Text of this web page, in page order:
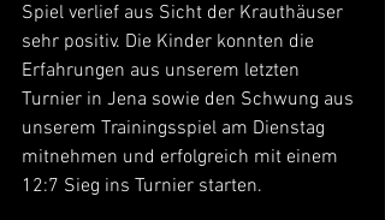
Spiel verlief aus Sicht der Krauthäuser
sehr positiv. Die Kinder konnten die
Erfahrungen aus unserem letzten
Turnier in Jena sowie den Schwung aus
unserem Trainingsspiel am Dienstag
mitnehmen und erfolgreich mit einem
12:7 Sieg ins Turnier starten.